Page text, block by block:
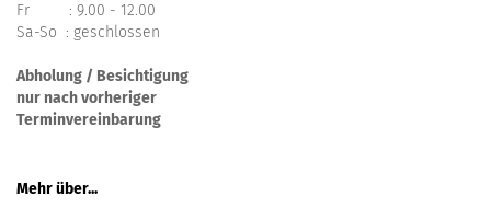
Fr : 9.00 - 12.00
Sa-So : geschlossen
Abholung / Besichtigung
nur nach vorheriger
Terminvereinbarung
Mehr über...